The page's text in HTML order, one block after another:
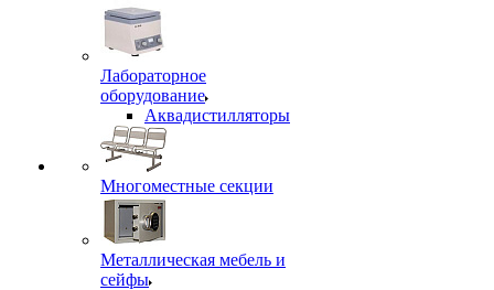
Лабораторное
оборудование
Аквадистилляторы
Многоместные секции
Металлическая мебель и
сейфы